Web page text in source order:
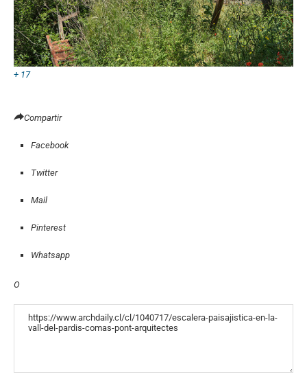
+ 17
Compartir
Facebook
Twitter
Mail
Pinterest
Whatsapp
O